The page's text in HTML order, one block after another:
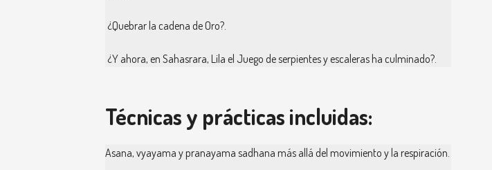
¿Quebrar la cadena de Oro?.
¿Y ahora, en Sahasrara, Lila el Juego de serpientes y escaleras ha culminado?.
Técnicas y prácticas incluidas:
Asana, vyayama y pranayama sadhana más allá del movimiento y la respiración.